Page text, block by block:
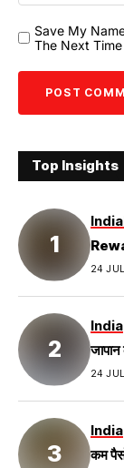
Save My
The Next
Top Insights
India
24
India
जापान
24
India
कम